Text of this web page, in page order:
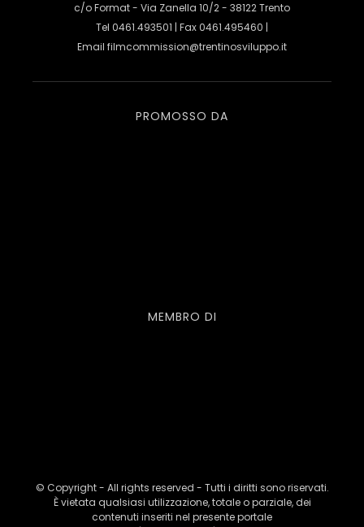
c/o Format - Via Zanella 10/2 - 38122 Trento
Tel 0461.493501 | Fax 0461.495460 |
Email filmcommission@trentinosviluppo.it
PROMOSSO DA
MEMBRO DI
© Copyright - All rights reserved - Tutti i diritti sono riservati.
È vietata qualsiasi utilizzazione, totale o parziale, dei
contenuti inseriti nel presente portale